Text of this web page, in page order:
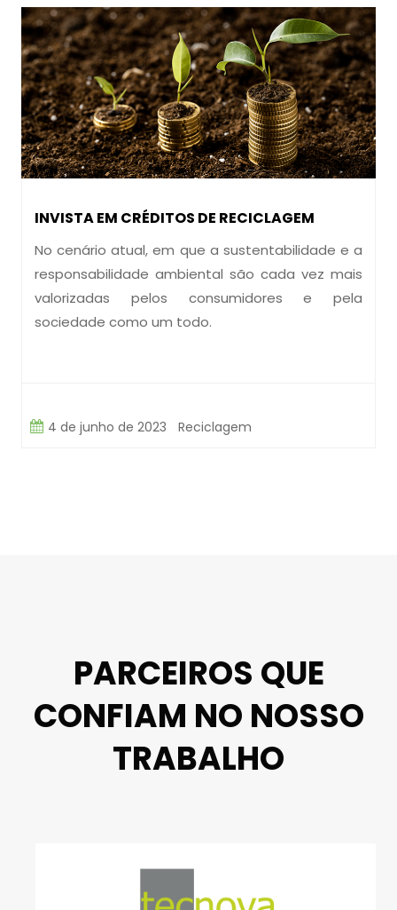
INVISTA EM CRÉDITOS DE RECICLAGEM
No cenário atual, em que a sustentabilidade e a
responsabilidade ambiental são cada vez mais
valorizadas pelos consumidores e pela
sociedade como um todo.
4 de junho de 2023 Reciclagem
PARCEIROS QUE
CONFIAM NO NOSSO
TRABALHO